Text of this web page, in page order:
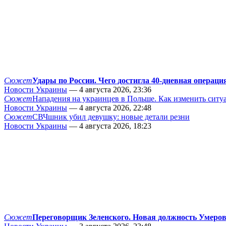
СюжетУдары по России. Чего достигла 40-дневная
Новости Украины — 4 августа 2026, 23:36
СюжетНападения на украинцев в Польше. Как изменить
Новости Украины — 4 августа 2026, 22:48
СюжетСВЧшник убил девушку: новые детали резни
Новости Украины — 4 августа 2026, 18:23
СюжетПереговорщик Зеленского. Новая должность